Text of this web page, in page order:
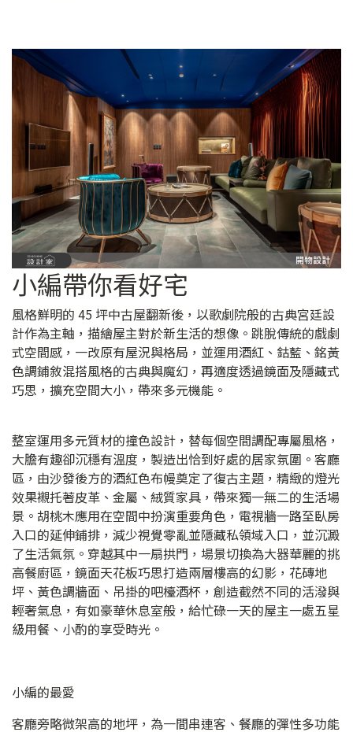
小編帶你看好宅
風格鮮明的 45 坪中古屋翻新後，以歌劇院般的古典宮廷設
計作為主軸，描繪屋主對於新生活的想像。跳脫傳統的戲劇
式空間感，一改原有屋況與格局，並運用酒紅、鈷藍、銘黃
色調鋪敘混搭風格的古典與魔幻，再適度透過鏡面及隱藏式
巧思，擴充空間大小，帶來多元機能。
整室運用多元質材的撞色設計，替每個空間調配專屬風格，
大膽有趣卻沉穩有溫度，製造出恰到好處的居家氛圍。客廳
區，由沙發後方的酒紅色布幔奠定了復古主題，精緻的燈光
效果襯托著皮革、金屬、絨質家具，帶來獨一無二的生活場
景。胡桃木應用在空間中扮演重要角色，電視牆一路至臥房
入口的延伸鋪排，減少視覺零亂並隱藏私領域入口，並沉澱
了生活氣氛。穿越其中一扇拱門，場景切換為大器華麗的挑
高餐廚區，鏡面天花板巧思打造兩層樓高的幻影，花磚地
坪、黃色調牆面、吊掛的吧檯酒杯，創造截然不同的活潑與
輕奢氣息，有如豪華休息室般，給忙碌一天的屋主一處五星
級用餐、小酌的享受時光。
小編的最愛
客廳旁略微架高的地坪，為一間串連客、餐廳的彈性多功能